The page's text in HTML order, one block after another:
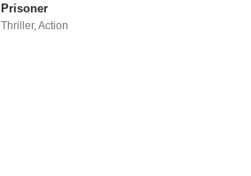
Prisoner
Thriller,Action